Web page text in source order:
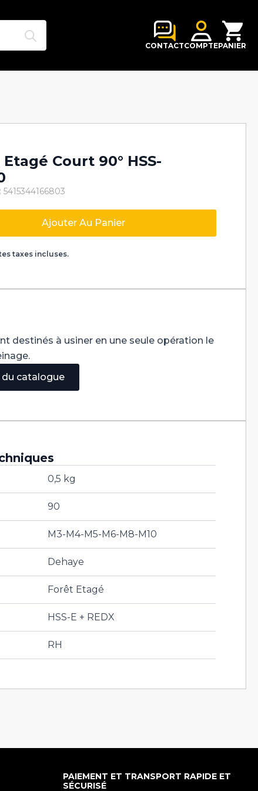
CONTACTCOMPTEPANIER
Court 90° HSS-
5415344166803
Ajouter Au Panier
taxes incluses.
destinés à usiner en une seule opération le
catalogue
0,5 kg
90
M3-M4-M5-M6-M8-M10
Dehaye
Forêt Etagé
HSS-E + REDX
RH
PAIEMENT ET TRANSPORT RAPIDE ET
SÉCURISÉ